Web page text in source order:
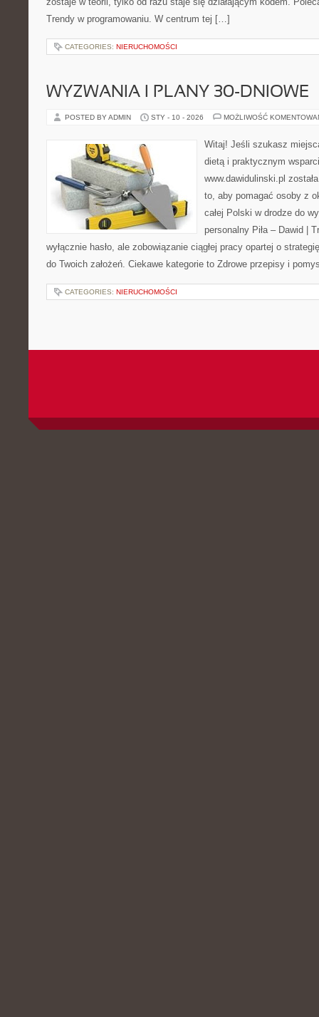
Trendy w programowaniu. W centrum tej […]
CATEGORIES: NIERUCHOMOŚCI
WYZWANIA I PLANY 30-DNIOWE
POSTED BY ADMIN STY - 10 - 2026 MOŻLIWOŚĆ
Witaj! Jeśli szukasz
dietą i praktycznym
www.dawidulinski.pl
to, aby pomagać osoby z
całej Polski w drodze do
personalny Piła – Dawid |
wyłącznie hasło, ale zobowiązanie ciągłej pracy opartej o
do Twoich założeń. Ciekawe kategorie to Zdrowe przepisy i
CATEGORIES: NIERUCHOMOŚCI